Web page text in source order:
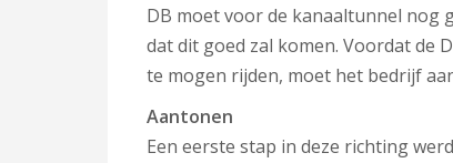
DB moet voor de kanaaltunnel nog
dat dit goed zal komen. Voordat de
te mogen rijden, moet het bedrijf
Aantonen
Een eerste stap in deze richting